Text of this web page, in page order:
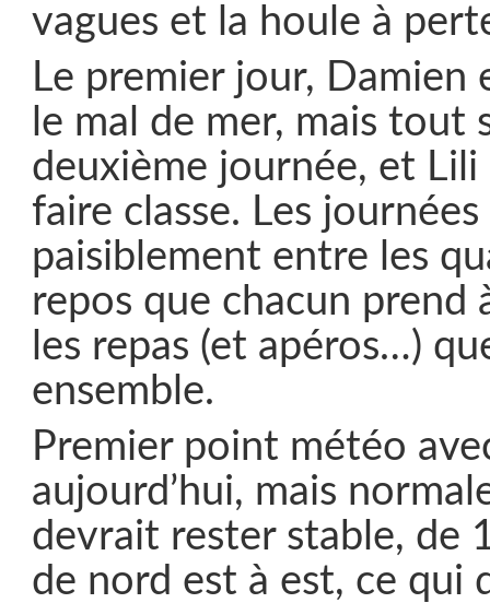
vagues et la houle à
Le premier jour,
le mal de mer, mais tout
deuxième journée, et Lili
faire classe. Les
paisiblement entre les
repos que chacun prend
les repas (et apéros…)
ensemble.
Premier point météo
aujourd’hui, mais
devrait rester stable, de
de nord est à est, ce qui